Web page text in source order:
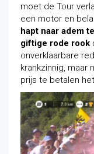
moet de Tour
een motor en
hapt naar adem
giftige rode rook
onverklaarbare
krankzinnig,
prijs te betalen